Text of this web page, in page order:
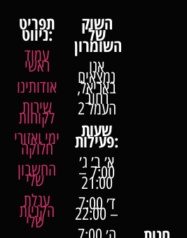
תפריט
ניווט:
עמוד
ראשי
אודותינו
שירות
לקוחות
ימי ואזורי
חלוקה
החשבון
שלי
עגלת
הקניות
שלי
השוק
של
אנו
נמצאים
באריאל,
רחוב
העמל 2
שעותפעילות:
א׳ ב׳ ג׳
7:00 –
21:00
ד׳ 7:00
– 22:00